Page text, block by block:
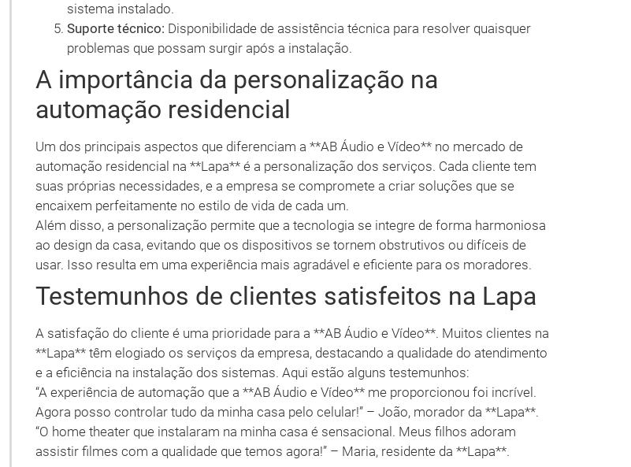
sistema instalado.
Suporte técnico: Disponibilidade de assistência técnica para resolver quaisquer
problemas que possam surgir após a instalação.
A importância da personalização na
automação residencial
Um dos principais aspectos que diferenciam a **AB Áudio e Vídeo** no mercado de
automação residencial na **Lapa** é a personalização dos serviços. Cada cliente tem
suas próprias necessidades, e a empresa se compromete a criar soluções que se
encaixem perfeitamente no estilo de vida de cada um.
Além disso, a personalização permite que a tecnologia se integre de forma harmoniosa
ao design da casa, evitando que os dispositivos se tornem obstrutivos ou difíceis de
usar. Isso resulta em uma experiência mais agradável e eficiente para os moradores.
Testemunhos de clientes satisfeitos na Lapa
A satisfação do cliente é uma prioridade para a **AB Áudio e Vídeo**. Muitos clientes na
**Lapa** têm elogiado os serviços da empresa, destacando a qualidade do atendimento
e a eficiência na instalação dos sistemas. Aqui estão alguns testemunhos:
“A experiência de automação que a **AB Áudio e Vídeo** me proporcionou foi incrível.
Agora posso controlar tudo da minha casa pelo celular!” – João, morador da **Lapa**.
“O home theater que instalaram na minha casa é sensacional. Meus filhos adoram
assistir filmes com a qualidade que temos agora!” – Maria, residente da **Lapa**.